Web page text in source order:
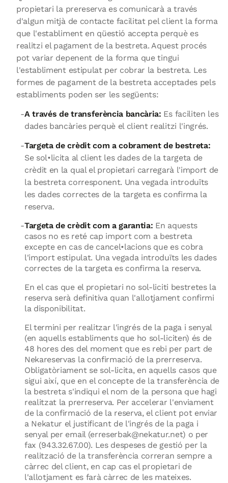
propietari la prereserva es comunicarà a través
d'algun mitjà de contacte facilitat pel client la forma
que l'establiment en qüestió accepta perquè es
realitzi el pagament de la bestreta. Aquest procés
pot variar depenent de la forma que tingui
l'establiment estipulat per cobrar la bestreta. Les
formes de pagament de la bestreta acceptades pels
establiments poden ser les següents:
A través de transferència bancària: Es faciliten les
dades bancàries perquè el client realitzi l'ingrés.
Targeta de crèdit com a cobrament de bestreta:
Se sol•licita al client les dades de la targeta de
crèdit en la qual el propietari carregarà l'import de
la bestreta corresponent. Una vegada introduïts
les dades correctes de la targeta es confirma la
reserva.
Targeta de crèdit com a garantia: En aquests
casos no es reté cap import com a bestreta
excepte en cas de cancel•lacions que es cobra
l'import estipulat. Una vegada introduïts les dades
correctes de la targeta es confirma la reserva.
En el cas que el propietari no sol-liciti bestretes la
reserva serà definitiva quan l'allotjament confirmi
la disponibilitat.
El termini per realitzar l'ingrés de la paga i senyal
(en aquells establiments que ho sol-liciten) és de
48 hores des del moment que es rebi per part de
Nekareservas la confirmació de la prerreserva.
Obligatòriament se sol-licita, en aquells casos que
sigui així, que en el concepte de la transferència de
la bestreta s'indiqui el nom de la persona que hagi
realitzat la prerreserva. Per accelerar l'enviament
de la confirmació de la reserva, el client pot enviar
a Nekatur el justificant de l'ingrés de la paga i
senyal per email (erreserbak@nekatur.net) o per
fax (943.32.67.00). Les despeses de gestió per la
realització de la transferència correran sempre a
càrrec del client, en cap cas el propietari de
l'allotjament es farà càrrec de les mateixes.